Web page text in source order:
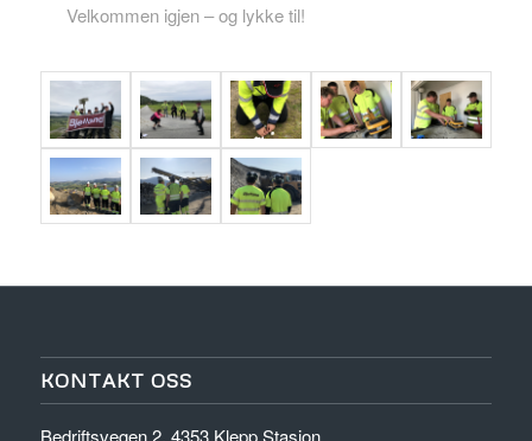
Velkommen igjen – og lykke til!
KONTAKT OSS